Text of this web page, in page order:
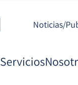
Noticias/
Servicios